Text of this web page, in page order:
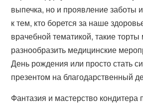
выпечка, но и проявление заботы
к тем, кто борется за наше
врачебной тематикой, такие торты
разнообразить медицинские
День рождения или просто стать
презентом на благодарственный
Фантазия и мастерство кондитера